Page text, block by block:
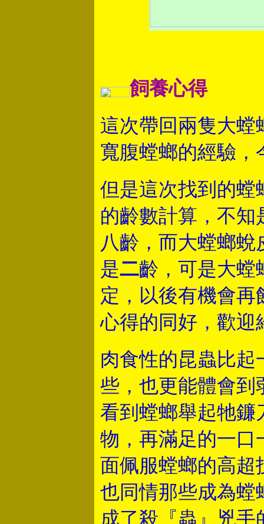
飼養心得
這次帶回兩隻大螳
寬腹螳螂的經驗，
但是這次找到的螳
的齡數計算，不
八齡，而大螳螂
是二齡，可是大螳
定，以後有機會
心得的同好，歡迎
肉食性的昆蟲比
些，也更能體會到
看到螳螂舉起牠鐮
物，再滿足的一口
面佩服螳螂的高超
也同情那些成為螳
成了殺『蟲』兇